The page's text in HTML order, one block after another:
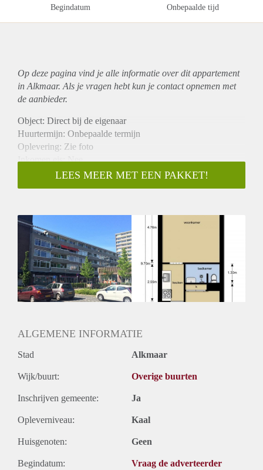
Begindatum Onbepaalde tijd
Op deze pagina vind je alle informatie over ditappartement
in Alkmaar. Als je vragen hebt kun je contact opnemen met
de aanbieder.
Object: Direct bij de eigenaar
Huurtermijn: Onbepaalde termijn
Oplevering: Zie foto
Inkomen eis: Nee
Garantiestelling mogelijk: Nee
Borg: 1 Maand
Huisdieren toegestaan: Afhankelijk van de Eigenaar
Huurtoeslag grens: Ja
Geschikt voor studenten: Afhankelijk van de Eigenaar
LEES MEER MET EEN PAKKET!
ALGEMENE INFORMATIE
Stad Alkmaar
Wijk/buurt: Overige buurten
Inschrijven gemeente: Ja
Opleverniveau: Kaal
Huisgenoten: Geen
Begindatum: Vraag de adverteerder